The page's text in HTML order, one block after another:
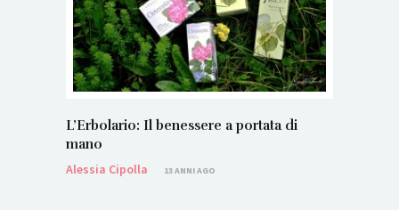
L’Erbolario: Il benessere a portata di
mano
Alessia Cipolla
13 ANNI AGO